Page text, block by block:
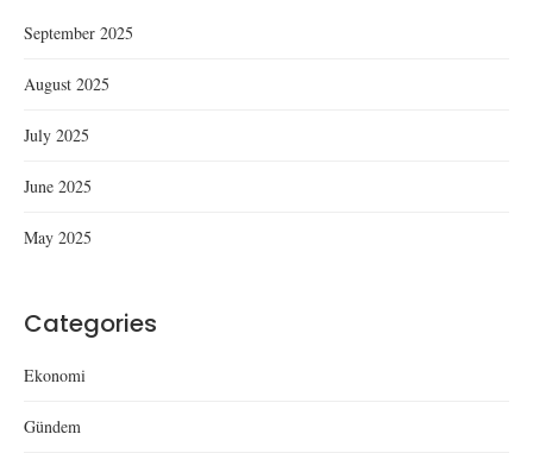
September 2025
August 2025
July 2025
June 2025
May 2025
Categories
Ekonomi
Gündem